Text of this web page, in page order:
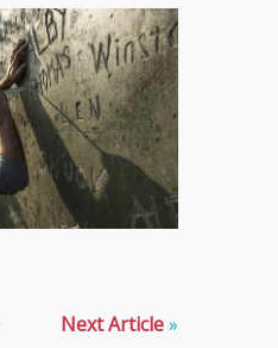
Next Article»